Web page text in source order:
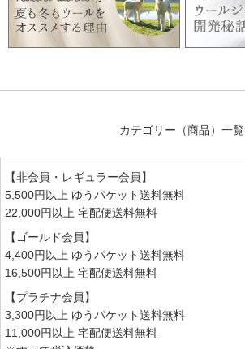
カテゴリー（商品）一覧
【非会員・レギュラー会員】
5,500円以上 ゆうパケット送料無料
22,000円以上 宅配便送料無料
【ゴールド会員】
4,400円以上 ゆうパケット送料無料
16,500円以上 宅配便送料無料
【プラチナ会員】
3,300円以上 ゆうパケット送料無料
11,000円以上 宅配便送料無料